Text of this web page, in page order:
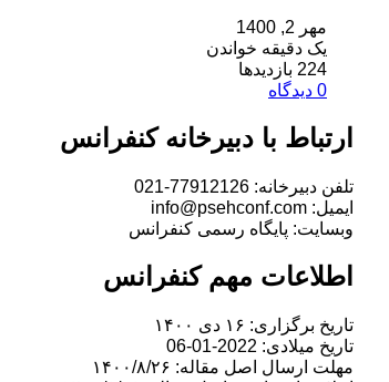
مهر 2, 1400
یک دقیقه خواندن
224 بازدیدها
0 دیدگاه
ارتباط با دبیرخانه کنفرانس
تلفن دبیرخانه: 77912126-021
ایمیل: info@psehconf.com
وبسایت: پایگاه رسمی کنفرانس
اطلاعات مهم کنفرانس
تاریخ برگزاری: ۱۶ دی ۱۴۰۰
تاریخ میلادی: 2022-01-06
مهلت ارسال اصل مقاله: ۱۴۰۰/۸/۲۶